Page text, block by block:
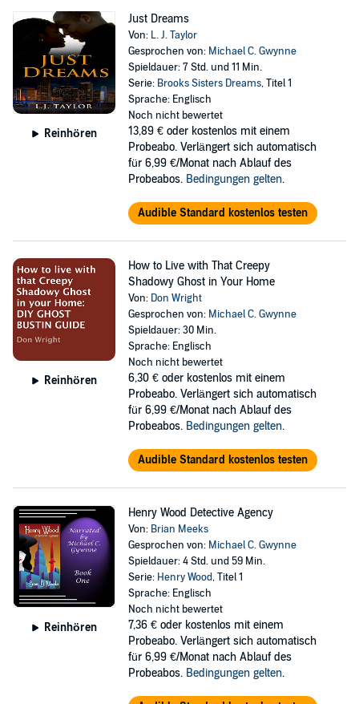
Reinhören
Just Dreams
Von: L. J. Taylor
Gesprochen von: Michael C. Gwynne
Spieldauer: 7 Std. und 11 Min.
Serie: Brooks Sisters Dreams, Titel 1
Sprache: Englisch
Noch nicht bewertet
13,89 € oder kostenlos mit einem
Probeabo. Verlängert sich automatisch
für 6,99 €/Monat nach Ablauf des
Probeabos. Bedingungen gelten.
Audible Standard kostenlos testen
Reinhören
How to Live with That Creepy
Shadowy Ghost in Your Home
Von: Don Wright
Gesprochen von: Michael C. Gwynne
Spieldauer: 30 Min.
Sprache: Englisch
Noch nicht bewertet
6,30 € oder kostenlos mit einem
Probeabo. Verlängert sich automatisch
für 6,99 €/Monat nach Ablauf des
Probeabos. Bedingungen gelten.
Audible Standard kostenlos testen
Reinhören
Henry Wood Detective Agency
Von: Brian Meeks
Gesprochen von: Michael C. Gwynne
Spieldauer: 4 Std. und 59 Min.
Serie: Henry Wood, Titel 1
Sprache: Englisch
Noch nicht bewertet
7,36 € oder kostenlos mit einem
Probeabo. Verlängert sich automatisch
für 6,99 €/Monat nach Ablauf des
Probeabos. Bedingungen gelten.